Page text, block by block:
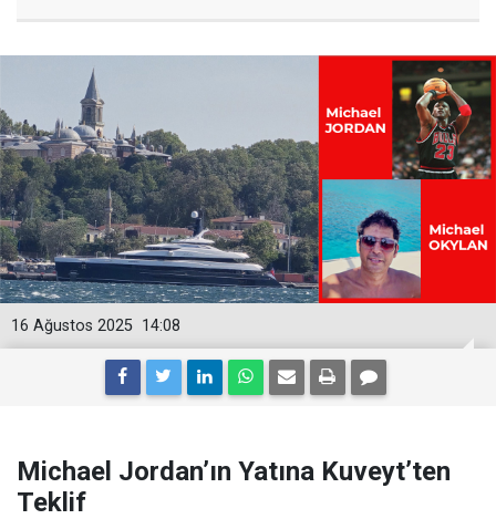
14:08
16 Ağustos 2025
Michael Jordan’ın Yatına Kuveyt’ten
Teklif